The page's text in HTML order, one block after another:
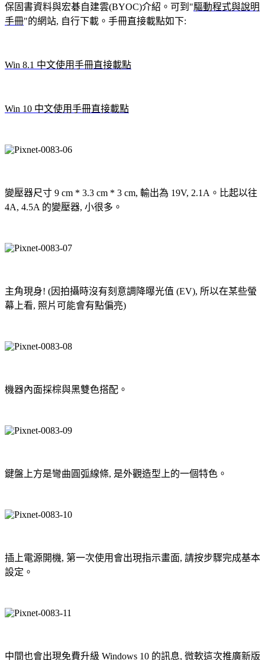
保固書資料與宏碁自建雲(BYOC)介紹。可到"驅動程式與說明
手冊"的網站, 自行下載。手冊直接載點如下:
Win 8.1 中文使用手冊直接載點
Win 10 中文使用手冊直接載點
變壓器尺寸 9 cm * 3.3 cm * 3 cm, 輸出為 19V, 2.1A。比起以往
4A, 4.5A 的變壓器, 小很多。
主角現身! (因拍攝時沒有刻意調降曝光值 (EV), 所以在某些螢
幕上看, 照片可能會有點偏亮)
機器內面採棕與黑雙色搭配。
鍵盤上方是彎曲圓弧線條, 是外觀造型上的一個特色。
插上電源開機, 第一次使用會出現指示畫面, 請按步驟完成基本
設定。
中間也會出現免費升級 Windows 10 的訊息, 微軟這次推廣新版